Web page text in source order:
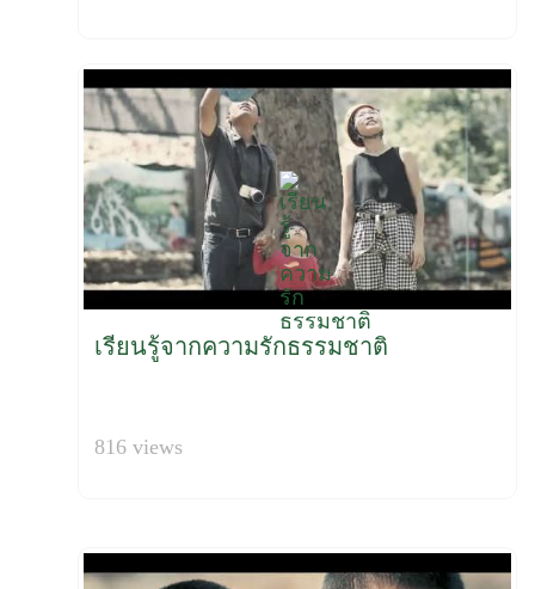
เรียนรู้จากความรักธรรมชาติ
816 views